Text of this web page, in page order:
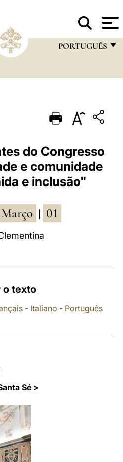
PORTUGUÊS
PORTUGUÊS
DEUTSCH
POLSKI
العربيّة
中文
do Congresso
e comunidade
e inclusão"
Março 01
o texto
- Italiano - Português
Sé >